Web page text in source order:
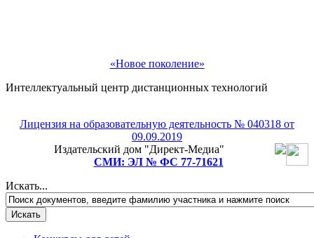
«Новое поколение»
Интеллектуальный центр дистанционных технологий
Лицензия на образовательную деятельность № 040318 от
09.09.2019
Издательский дом "Директ-Медиа"
СМИ: ЭЛ № ФС 77-71621
Искать...
Рады приветствовать Вас!
Подпишитесь на рассылку и мы подарим Вам
детском конкурсе на выбор!